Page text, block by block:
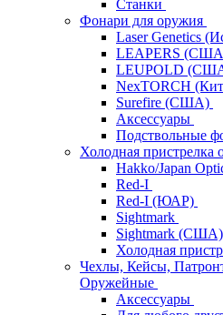
Станки
Фонари для оружия
Laser Genetics
LEAPERS
LEUPOLD
NexTORCH
Surefire (США)
Аксессуары
Подствольные
Холодная пристрелка
Hakko/Japan
Red-I
Red-I (ЮАР)
Sightmark
Sightmark (США)
Холодная
Чехлы, Кейсы,
Оружейные
Аксессуары